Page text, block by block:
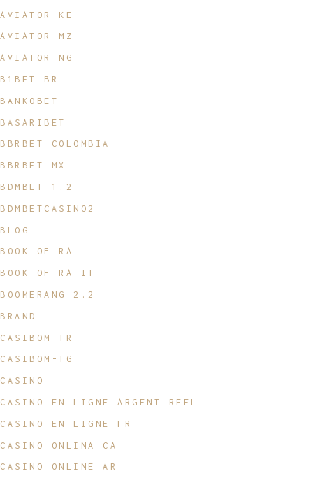
AVIATOR KE
AVIATOR MZ
AVIATOR NG
B1BET BR
BANKOBET
BASARIBET
BBRBET COLOMBIA
BBRBET MX
BDMBET 1.2
BDMBETCASINO2
BLOG
BOOK OF RA
BOOK OF RA IT
BOOMERANG 2.2
BRAND
CASIBOM TR
CASIBOM-TG
CASINO
CASINO EN LIGNE ARGENT REEL
CASINO EN LIGNE FR
CASINO ONLINA CA
CASINO ONLINE AR